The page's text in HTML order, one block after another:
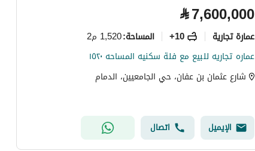
⃁7,600,000
عمارة تجارية 10+ المساحة:1,520 م2
عماره تجاريه للبيع مع فلة سكنيه المساحه ١٥٢٠
شارع عثمان بن عفان، حي الجامعيين، الدمام
الإيميل اتصال